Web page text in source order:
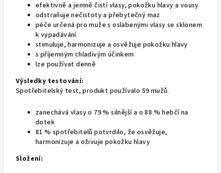
efektivně a jemně čistí vlasy, pokožku hlavy a vousy
odstraňuje nečistoty a přebytečný maz
péče určená pro muže s oslabenými vlasy se sklonem
k vypadávání
stimuluje, harmonizuje a osvěžuje pokožku hlavy
s příjemným chladivým účinkem
lze používat denně
Výsledky testování:
Spotřebitelský test, produkt používalo 59 mužů.
zanechává vlasy o 79 % silnější a o 88 % hebčí na
dotek
81 % spotřebitelů potvrdilo, že osvěžuje,
harmonizuje a oživuje pokožku hlavy
Složení: